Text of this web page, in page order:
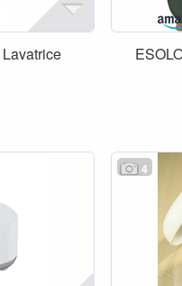
Lavatrice
4